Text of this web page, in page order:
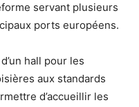
servant plusieurs
ports européens.
hall pour les
aux standards
d’accueillir les